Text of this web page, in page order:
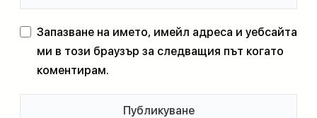
Запазване на името, имейл адреса и уебсайта
ми в този браузър за следващия път когато
коментирам.